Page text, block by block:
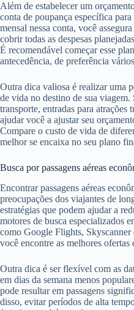
Além de estabelecer um
conta de poupança específica
mensal nessa conta, você
cobrir todas as despesas
É recomendável começar esse
antecedência, de preferência
Outra dica valiosa é realizar uma
de vida no destino de sua
transporte, entradas para atrações
ajudar você a ajustar seu
Compare o custo de vida de
melhor se encaixa no seu plano
Busca por passagens aéreas
Encontrar passagens aéreas
preocupações dos viajantes de
estratégias que podem ajudar a
motores de busca especializados
como Google Flights, Skyscanner
você encontre as melhores ofertas
Outra dica é ser flexível com as
em dias da semana menos
pode resultar em passagens
disso, evitar períodos de alta